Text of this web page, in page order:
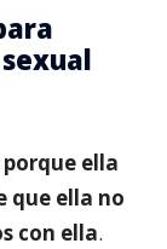
ella
que ella no
con ella.